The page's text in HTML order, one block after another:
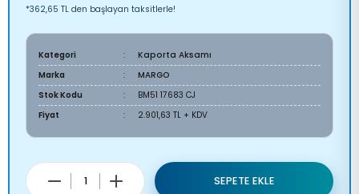
*362,65 TL den başlayan taksitlerle!
Kategori
Kaporta Aksamı
Marka
MARGO
Stok Kodu
BM51 17683 CJ
Fiyat
2.901,63 TL + KDV
SEPETE EKLE